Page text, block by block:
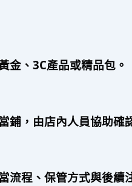
金、3C產品或精品包。
鋪，由店內人員協助確
流程、保管方式與後續